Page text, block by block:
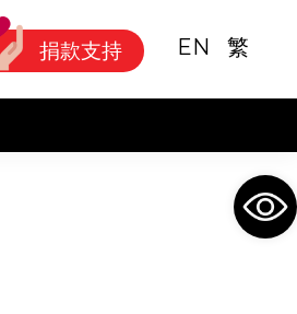
捐款支持 EN 繁